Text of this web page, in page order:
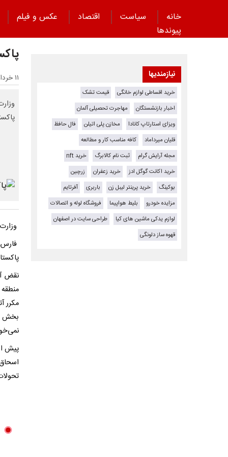
خانه سیاست اقتصاد
عکس و فیلم
پیوند‌ها
۱۱ خرداد ۱۴۰۵ - ۲۱:۰۹
نقض
مکرر
بخش
پیش
نیازمندیها
خرید اقساطی لوازم خانگی
قیمت تشک
اخبار بازنشستگان
مهاجرت تحصیلی آلمان
ویزای استارتاپ کانادا
مخازن پلی اتیلن
فال حافظ
قلیان میرداماد
کافه مناسب کار و مطالعه
مجله آرایش گرام
ثبت نام کالابرگ
خرید nft
خرید اکانت گوگل ادز
خرید زعفران
زرچین
بوکینگ
خرید پرینتر لیبل زن باربری
آفرتایم
مزایده خودرو
بلیط هواپیما
فروشگاه لوله و اتصالات
لوازم یدکی ماشین های کیا
طراحی سایت در اصفهان
قهوه ساز دلونگی